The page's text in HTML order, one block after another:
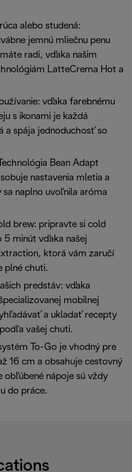
alebo studená:
jemnú mliečnu penu
radi, vďaka našim
LatteCrema Hot a
vďaka farebnému
s ikonami je každá
a spája jednoduchosť so
Bean Adapt
nastavenia mletia a
naplno uvoľnila aróma
brew: pripravte si cold
5 minút vďaka našej
ktorá vám zaručí
plné chuti.
predstáv: vďaka
mobilnej
a ukladať recepty
vašej chuti.
To-Go je vhodný pre
16 cm a obsahuje cestovný
obľúbené nápoje sú vždy
do práce.